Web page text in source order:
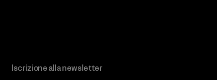
Iscrizione alla newsletter